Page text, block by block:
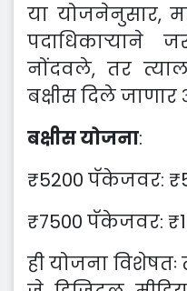
या योजनेनुसार,
पदाधिकाऱ्याने
नोंदवले, तर
बक्षीस दिले
बक्षीस योजना:
₹5200 पॅकेजवर:
₹7500 पॅकेजवर:
ही योजना विशेषतः